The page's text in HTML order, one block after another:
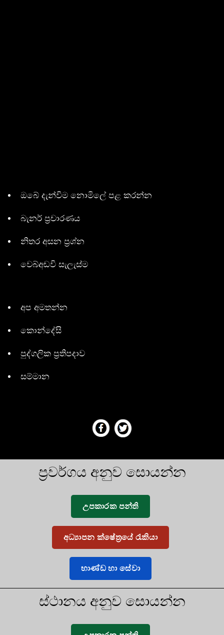
ඔබේ දැන්විම නොමිලේ පළ කරන්න
බැනර් ප්‍රචාරණය
නිතර අසන ප්‍රශ්න
වෙබ්අඩවි සැලැස්ම
අප අමතන්න
කොන්දේසි
පුද්ගලික ප්‍රතිපදාව
සම්මාන
ප්‍රවර්ගය අනුව සොයන්න
උපකාරක පන්ති
අධ්‍යාපන ක්ෂේත්‍රයේ රැකියා
භාණ්ඩ හා සේවා
ස්ථානය අනුව සොයන්න